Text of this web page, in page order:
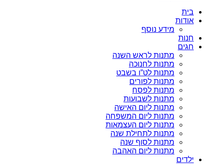
בית
אודות
מידע נוסף
חנות
חגים
מתנות לראש השנה
מתנות לחנוכה
מתנות לט”ו בשבט
מתנות לפורים
מתנות לפסח
מתנות לשבועות
מתנות ליום האישה
מתנות ליום המשפחה
מתנות ליום העצמאות
מתנות לתחילת שנה
מתנות לסוף שנה
מתנות ליום האהבה
ילדים